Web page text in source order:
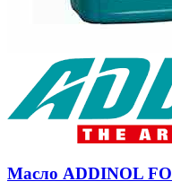
Масло ADDINOL